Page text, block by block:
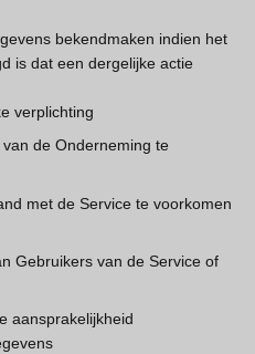
bekendmaken indien het
is dat een dergelijke actie
verplichting
de Onderneming te
met de Service te voorkomen
Gebruikers van de Service of
aansprakelijkheid